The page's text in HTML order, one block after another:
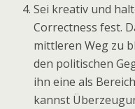
Sei kreativ und
Correctness fest.
mittleren Weg zu
den politischen
ihn eine als
kannst